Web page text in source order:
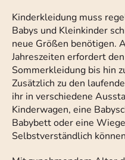
Kinderkleidung muss
Babys und Kleinkinder
neue Größen benötigen.
Jahreszeiten erfordert
Sommerkleidung bis hin
Zusätzlich zu den
ihr in verschiedene
Kinderwagen, eine
Babybett oder eine
Selbstverständlich